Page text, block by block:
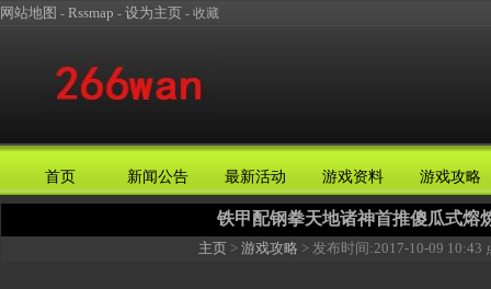
网站地图 - Rssmap - 设为主页 - 收藏
首页 新闻公告 最新活动 游戏资料 游戏攻略
铁甲配钢拳天地诸神首推傻瓜式熔
主页 > 游戏攻略 > 发布时间:2017-10-09 10:43